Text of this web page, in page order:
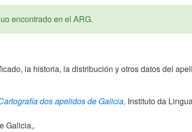
encontrado en el ARG.
la historia, la distribución y otros datos del
dos apelidos de Galicia, Instituto da
Galicia,.